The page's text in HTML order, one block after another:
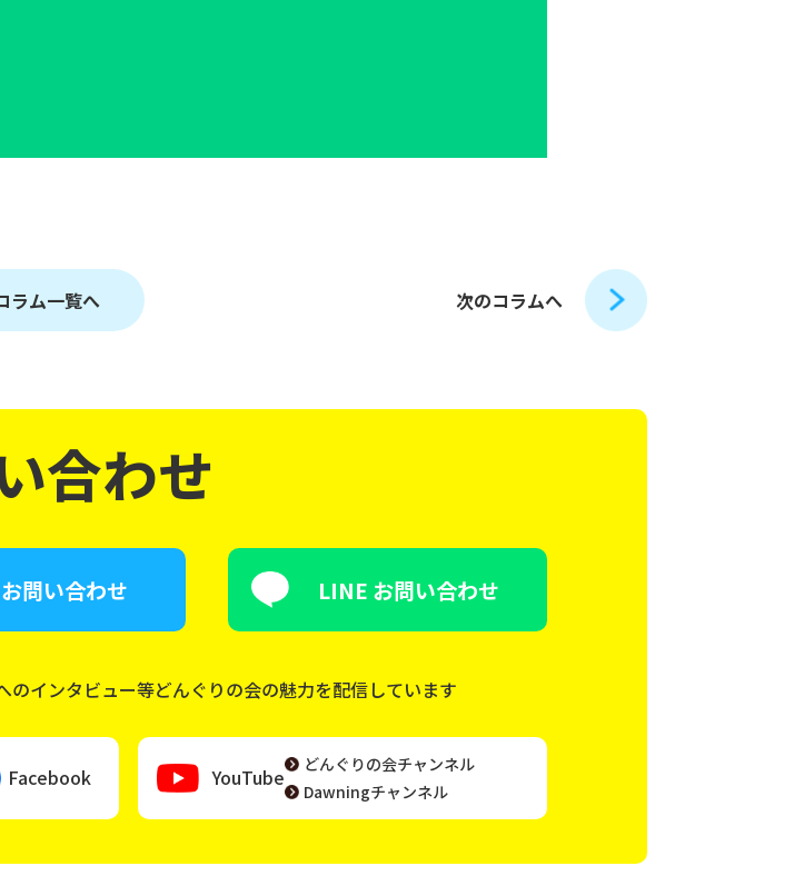
ラム一覧へ 次のコラムへ
合わせ
お問い合わせ LINE お問い合わせ
インタビュー等どんぐりの会の魅力を配信しています
Facebook YouTube
どんぐりの会チャンネル
Dawningチャンネル